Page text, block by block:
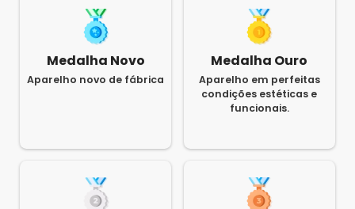
Medalha Novo
Aparelho novo de fábrica
Medalha Ouro
Aparelho em perfeitas
condições estéticas e
funcionais.